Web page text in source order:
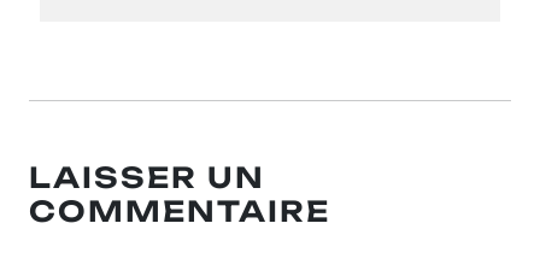
LAISSER UN
COMMENTAIRE